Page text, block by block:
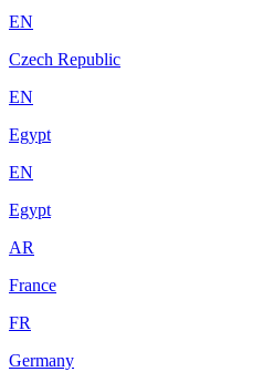
EN
Czech Republic
EN
Egypt
EN
Egypt
AR
France
FR
Germany